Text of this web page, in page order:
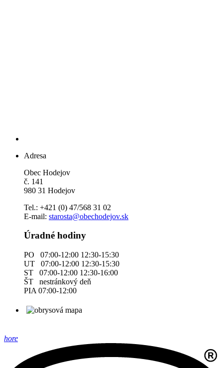
Adresa
Obec Hodejov
č. 141
980 31 Hodejov
Tel.: +421 (0) 47/568 31 02
E-mail: starosta@obechodejov.sk
Úradné hodiny
PO 07:00-12:00 12:30-15:30
UT 07:00-12:00 12:30-15:30
ST 07:00-12:00 12:30-16:00
ŠT nestránkový deň
PIA 07:00-12:00
hore